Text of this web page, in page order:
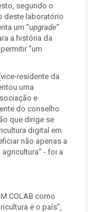
segundo o
deste laboratório
um “upgrade”
a história da
“um
residente da
uma
e
do conselho
que dirige se
digital em
não apenas a
- foi a
COLAB como
e o país”,